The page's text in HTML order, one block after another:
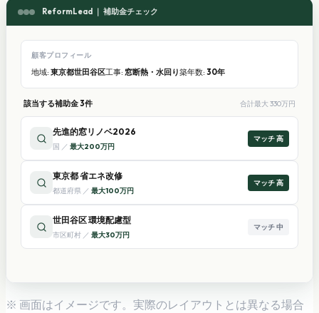
ReformLead ｜ 補助金チェック
顧客プロフィール
地域: 東京都世田谷区工事: 窓断熱・水回り築年数: 30年
該当する補助金 3件 合計最大 330万円
先進的窓リノベ2026
国 ／ 最大200万円
マッチ高
東京都 省エネ改修
都道府県 ／ 最大100万円
マッチ高
世田谷区 環境配慮型
市区町村 ／ 最大30万円
マッチ中
※ 画面はイメージです。実際のレイアウトとは異なる場合